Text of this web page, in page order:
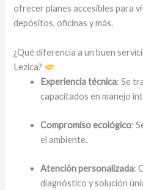
ofrecer planes accesibles para
depósitos, oficinas y más.
¿Qué diferencia a un buen
Lezica?
Experiencia técnica: Se
capacitados en manejo
Compromiso ecológico:
el ambiente.
Atención personalizada:
diagnóstico y solución